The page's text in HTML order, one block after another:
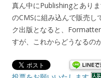
真ん中にPublishingとあり
のCMSに組み込んで販売し
ク出版となると、
すが、これからどうなるの